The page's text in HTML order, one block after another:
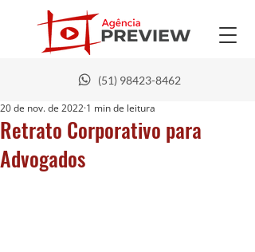
(51) 98423-8462
Retrato Corporativo para
Advogados
20 de nov. de 2022 1 min de leitura